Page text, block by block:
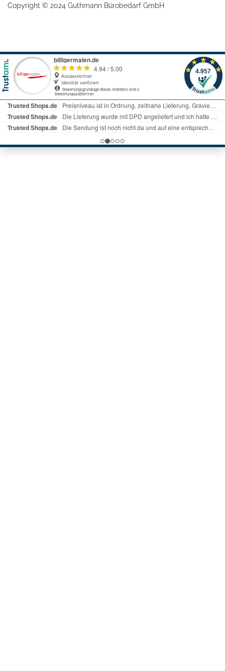
Copyright © 2024 Guthmann Bürobedarf GmbH